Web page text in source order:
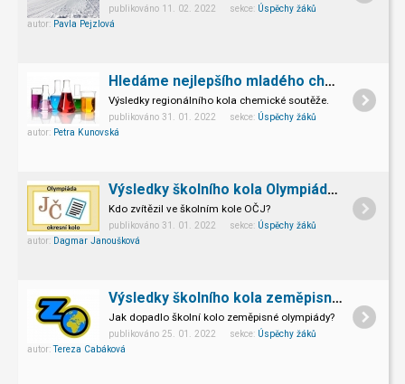
publikováno 11. 02. 2022 sekce: Úspěchy žáků
autor: Pavla Pejzlová
Hledáme nejlepšího mladého chemika ČR
Výsledky regionálního kola chemické soutěže.
publikováno 31. 01. 2022 sekce: Úspěchy žáků
autor: Petra Kunovská
Výsledky školního kola Olympiády v českém jazyce
Kdo zvítězil ve školním kole OČJ?
publikováno 31. 01. 2022 sekce: Úspěchy žáků
autor: Dagmar Janoušková
Výsledky školního kola zeměpisné olympiády
Jak dopadlo školní kolo zeměpisné olympiády?
publikováno 25. 01. 2022 sekce: Úspěchy žáků
autor:Tereza Cabáková